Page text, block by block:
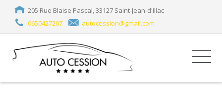
205 Rue Blaise Pascal, 33127 Saint-Jean-d'Illac
0650427207
autocession@gmail.com